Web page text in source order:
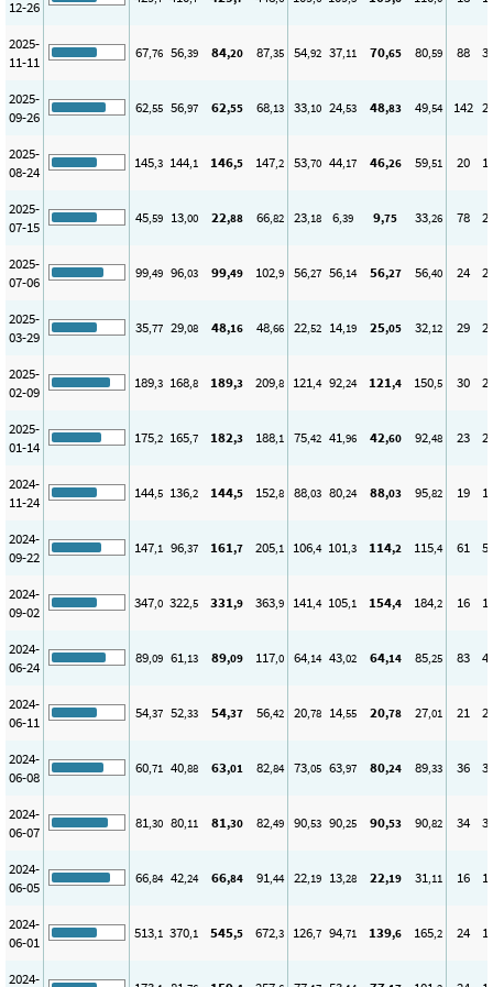
12-26
2025-
11-11
67,76 56,39 84,20 87,35 54,92 37,11 70,65 80,59 88
2025-
09-26
62,55 56,97 62,55 68,13 33,10 24,53 48,83 49,54 142
2025-
08-24
145,3 144,1 146,5 147,2 53,70 44,17 46,26 59,51 20
2025-
07-15
45,59 13,00 22,88 66,82 23,18 6,39 9,75 33,26 78
2025-
07-06
99,49 96,03 99,49 102,9 56,27 56,14 56,27 56,40 24
2025-
03-29
35,77 29,08 48,16 48,66 22,52 14,19 25,05 32,12 29
2025-
02-09
189,3 168,8 189,3 209,8 121,4 92,24 121,4 150,5 30
2025-
01-14
175,2 165,7 182,3 188,1 75,42 41,96 42,60 92,48 23
2024-
11-24
144,5 136,2 144,5 152,8 88,03 80,24 88,03 95,82 19
2024-
09-22
147,1 96,37 161,7 205,1 106,4 101,3 114,2 115,4 61
2024-
09-02
347,0 322,5 331,9 363,9 141,4 105,1 154,4 184,2 16
2024-
06-24
89,09 61,13 89,09 117,0 64,14 43,02 64,14 85,25 83
2024-
06-11
54,37 52,33 54,37 56,42 20,78 14,55 20,78 27,01 21
2024-
06-08
60,71 40,88 63,01 82,84 73,05 63,97 80,24 89,33 36
2024-
06-07
81,30 80,11 81,30 82,49 90,53 90,25 90,53 90,82 34
2024-
06-05
66,84 42,24 66,84 91,44 22,19 13,28 22,19 31,11 16
2024-
06-01
513,1 370,1 545,5 672,3 126,7 94,71 139,6 165,2 24
2024-